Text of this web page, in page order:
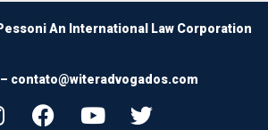
An International Law Corporation
contato@witeradvogados.com